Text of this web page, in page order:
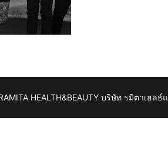
HEALTH&BEAUTY บริษัท รมิตาเฮลธ์